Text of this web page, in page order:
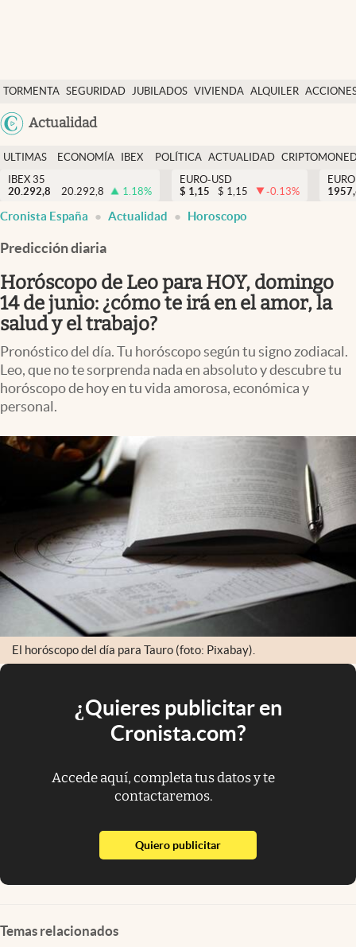
TORMENTA SEGURIDAD JUBILADOS VIVIENDA ALQUILER
Actualidad
Economía y finanzas
Política
Actualidad
Criptomonedas
España
ULTIMAS
NOTICIAS
ECONOMÍA
FINANZAS
IBEX
EURO
POLÍTICA ACTUALIDAD
IBEX 35
20.292,8
20.292,8 1.18%
EURO-USD
$ 1,15 $ 1,15 -0.13%
Cronista España Actualidad Horoscopo
Predicción diaria
Horóscopo de Leo para HOY, domingo
14 de junio: ¿cómo te irá en el amor, la
salud y el trabajo?
Pronóstico del día. Tu horóscopo según tu signo zodiacal.
Leo, que no te sorprenda nada en absoluto y descubre tu
horóscopo de hoy en tu vida amorosa, económica y
personal.
El horóscopo del día para Tauro (foto: Pixabay).
¿Quieres publicitar en
Cronista.com?
Accede aquí, completa tus datos y te
contactaremos.
Quiero publicitarabre en nueva pestaña
Temas relacionados